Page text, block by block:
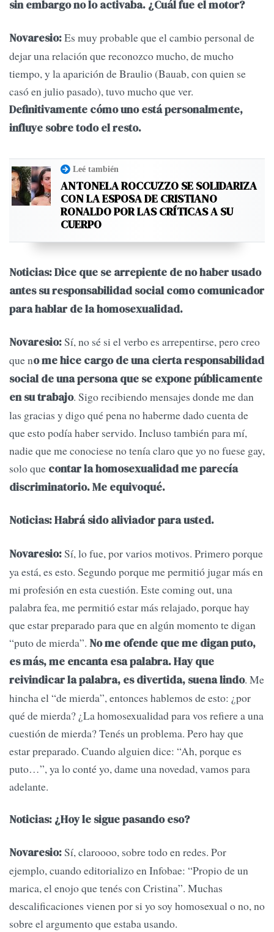
sin embargo no lo activaba. ¿Cuál fue el motor?
Novaresio:Es muy probable que el cambio personal de
dejar una relación que reconozco mucho, de mucho
tiempo, y la aparición de Braulio (Bauab, con quien se
casó en julio pasado), tuvo mucho que ver.
Definitivamente cómo uno está personalmente,
influye sobre todo el resto.
Leé también
ANTONELA ROCCUZZO SE SOLIDARIZA
CON LA ESPOSA DE CRISTIANO
RONALDO POR LAS CRÍTICAS A SU
CUERPO
Noticias: Dice que se arrepiente de no haber usado
antes su responsabilidad social como comunicador
para hablar de la homosexualidad.
Novaresio:Sí, no sé si el verbo es arrepentirse, pero creo
que no me hice cargo de una cierta responsabilidad
social de una persona que se expone públicamente
en su trabajo. Sigo recibiendo mensajes donde me dan
las gracias y digo qué pena no haberme dado cuenta de
que esto podía haber servido. Incluso también para mí,
nadie que me conociese no tenía claro que yo no fuese gay,
solo que contar la homosexualidad me parecía
discriminatorio. Me equivoqué.
Noticias: Habrá sido aliviador para usted.
Novaresio:Sí, lo fue, por varios motivos. Primero porque
ya está, es esto. Segundo porque me permitió jugar más en
mi profesión en esta cuestión. Este coming out, una
palabra fea, me permitió estar más relajado, porque hay
que estar preparado para que en algún momento te digan
“puto de mierda”. No me ofende que me digan puto,
es más, me encanta esa palabra. Hay que
reivindicar la palabra, es divertida, suena lindo. Me
hincha el “de mierda”, entonces hablemos de esto: ¿por
qué de mierda? ¿La homosexualidad para vos refiere a una
cuestión de mierda? Tenés un problema. Pero hay que
estar preparado. Cuando alguien dice: “Ah, porque es
puto…”, ya lo conté yo, dame una novedad, vamos para
adelante.
Noticias: ¿Hoy le sigue pasando eso?
Novaresio:Sí, claroooo, sobre todo en redes. Por
ejemplo, cuando editorializo en Infobae: “Propio de un
marica, el enojo que tenés con Cristina”. Muchas
descalificaciones vienen por si yo soy homosexual o no, no
sobre el argumento que estaba usando.